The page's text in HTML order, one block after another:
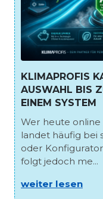
KLIMAPROFIS
AUSWAHL BIS
EINEM SYSTEM
Wer heute online
landet häufig bei
oder
folgt jedoch me...
weiter lesen